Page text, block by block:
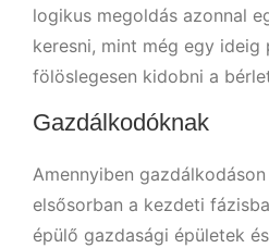
logikus megoldás azonnal
keresni, mint még egy ideig
fölöslegesen kidobni a
Gazdálkodóknak
Amennyiben
elsősorban a kezdeti
épülő gazdasági épületek